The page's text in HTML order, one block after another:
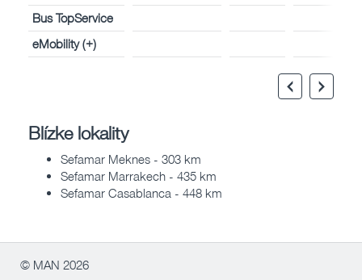
Bus TopService
eMobility (+)
Blízke lokality
Sefamar Meknes - 303 km
Sefamar Marrakech - 435 km
Sefamar Casablanca - 448 km
© MAN 2026